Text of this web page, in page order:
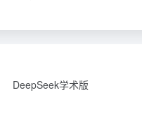
DeepSeek学术版